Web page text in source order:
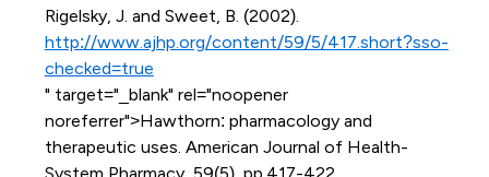
Rigelsky, J. and Sweet, B. (2002).
http://www.ajhp.org/content/59/5/417.short?sso-
checked=true
" target="_blank" rel="noopener
noreferrer">Hawthorn: pharmacology and
therapeutic uses. American Journal of Health-